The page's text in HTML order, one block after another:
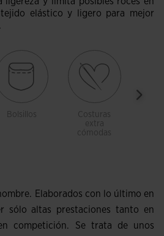
elástico y ligero para mejor
Bolsillos
Costuras
extra
cómodas
Elaborados con lo último en
sólo altas prestaciones tanto en
competición. Se trata de unos